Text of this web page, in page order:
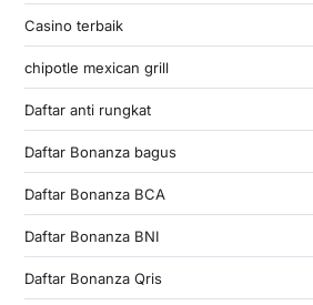
Casino terbaik
chipotle mexican grill
Daftar anti rungkat
Daftar Bonanza bagus
Daftar Bonanza BCA
Daftar Bonanza BNI
Daftar Bonanza Qris